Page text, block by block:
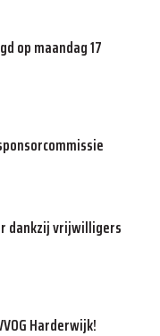
op maandag 17
dankzij vrijwilligers
Harderwijk!